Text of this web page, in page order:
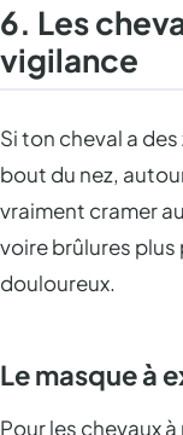
6. Les
vigilance
Si ton cheval a
bout du nez,
vraiment cramer
voire brûlures plus
douloureux.
Le masque à
Pour les chevaux